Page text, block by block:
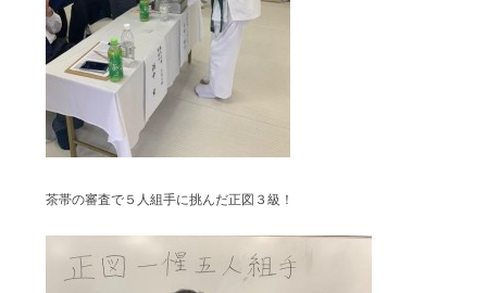
茶帯の審査で５人組手に挑んだ正図３級！